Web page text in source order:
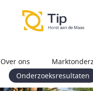
Over ons
Onderzoeksresultaten